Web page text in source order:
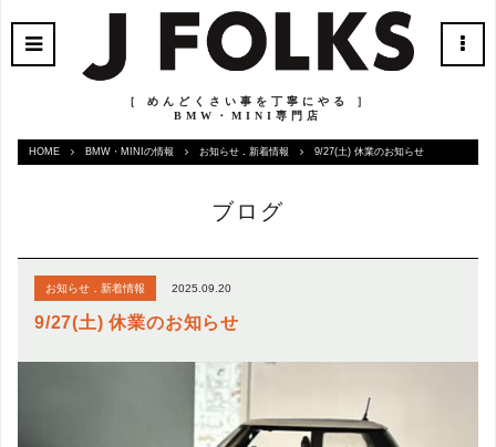
［ めんどくさい事を丁寧にやる ］
BMW・MINI専門店
HOME BMW・MINIの情報 お知らせ．新着情報 9/27(土) 休業のお知らせ
ブログ
お知らせ．新着情報 2025.09.20
9/27(土) 休業のお知らせ